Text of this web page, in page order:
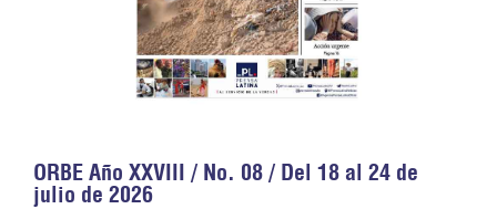
ORBE Año XXVIII / No. 08 / Del 18 al 24 de
julio de 2026